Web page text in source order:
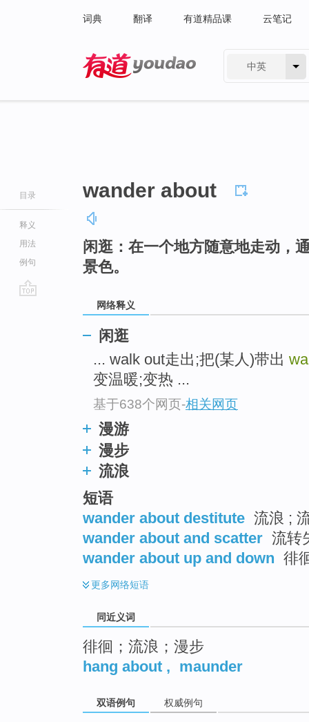
词典 翻译 有道精品课 云笔记
中英
目录
释义
用法
例句
wander about
闲逛：在一个地方随意地走动，
景色。
网络释义
闲逛
... walk out走出;把(某人)带出
变温暖;变热 ...
基于638个网页-相关网页
漫游
漫步
流浪
短语
wander about destitute 流浪 ;
wander about and scatter 流转
wander about up and down 徘
更多网络短语
同近义词
徘徊；流浪；漫步
hang about , maunder
双语例句 权威例句